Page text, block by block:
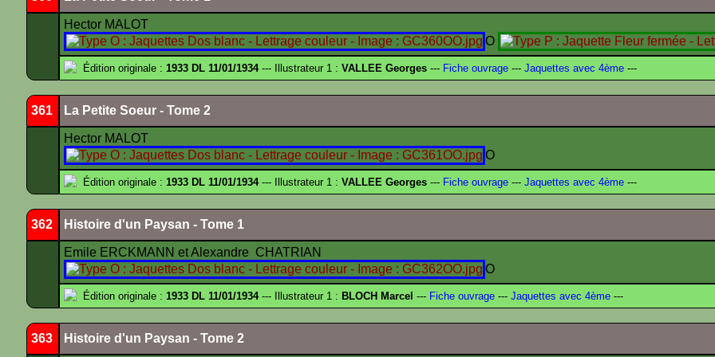
Hector MALOT
O
Édition originale : 1933 DL 11/01/1934--- Illustrateur 1 : VALLEE Georges --- Fiche ouvrage --- Jaquettes avec 4ème ---
361 La Petite Soeur - Tome 2
Hector MALOT
O
Édition originale : 1933 DL 11/01/1934--- Illustrateur 1 : VALLEE Georges --- Fiche ouvrage --- Jaquettes avec 4ème ---
362 Histoire d'un Paysan - Tome 1
Emile ERCKMANN et Alexandre CHATRIAN
O
Édition originale : 1933 DL 11/01/1934--- Illustrateur 1 : BLOCH Marcel --- Fiche ouvrage --- Jaquettes avec 4ème ---
363 Histoire d'un Paysan - Tome 2